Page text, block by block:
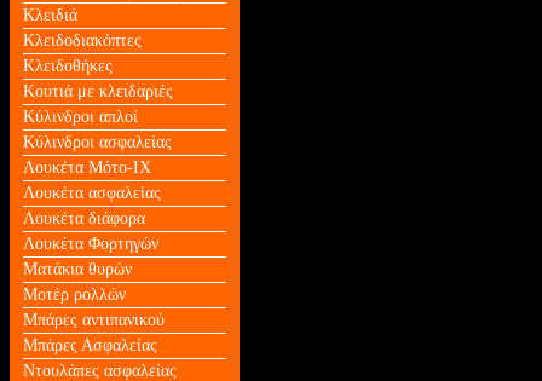
Κλειδιά
Κλειδοδιακόπτες
Κλειδοθήκες
Κουτιά με κλειδαριές
Κύλινδροι απλοί
Κύλινδροι ασφαλείας
Λουκέτα Mότο-ΙΧ
Λουκέτα ασφαλείας
Λουκέτα διάφορα
Λουκέτα Φορτηγών
Ματάκια θυρών
Μοτέρ ρολλών
Μπάρες αντιπανικού
Μπάρες Ασφαλείας
Ντουλάπες ασφαλείας